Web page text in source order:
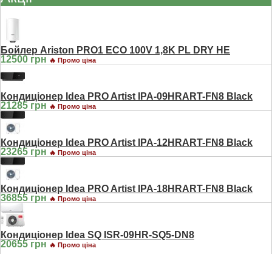
Бойлер Ariston PRO1 ECO 100V 1,8K PL DRY HE
12500 грн 🔥 Промо ціна
Кондиціонер Idea PRO Artist IPA-09HRART-FN8 Black
21285 грн 🔥 Промо ціна
Кондиціонер Idea PRO Artist IPA-12HRART-FN8 Black
23265 грн 🔥 Промо ціна
Кондиціонер Idea PRO Artist IPA-18HRART-FN8 Black
36855 грн 🔥 Промо ціна
Кондиціонер Idea SQ ISR-09HR-SQ5-DN8
20655 грн 🔥 Промо ціна